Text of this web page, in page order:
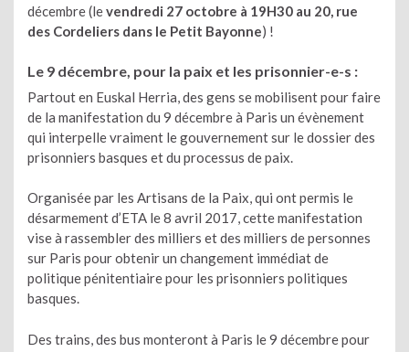
décembre (levendredi 27 octobre à 19H30 au 20, rue
des Cordeliers dans le Petit Bayonne) !
Le 9 décembre, pour la paix et les prisonnier-e-s :
Partout en Euskal Herria, des gens se mobilisent pour faire
de la manifestation du 9 décembre à Paris un évènement
qui interpelle vraiment le gouvernement sur le dossier des
prisonniers basques et du processus de paix.
Organisée par les Artisans de la Paix, qui ont permis le
désarmement d’ETA le 8 avril 2017, cette manifestation
vise à rassembler des milliers et des milliers de personnes
sur Paris pour obtenir un changement immédiat de
politique pénitentiaire pour les prisonniers politiques
basques.
Des trains, des bus monteront à Paris le 9 décembre pour